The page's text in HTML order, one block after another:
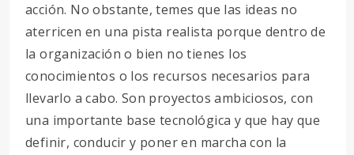
acción. No obstante, temes que las ideas no
aterricen en una pista realista porque dentro de
la organización o bien no tienes los
conocimientos o los recursos necesarios para
llevarlo a cabo. Son proyectos ambiciosos, con
una importante base tecnológica y que hay que
definir, conducir y poner en marcha con la